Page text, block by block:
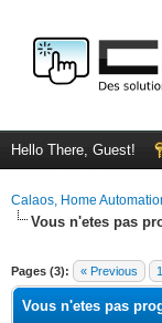
Hello There, Guest!
Calaos, Home
Vous n'etes pas
Pages (3): « Previous 1
Vous n'etes pas